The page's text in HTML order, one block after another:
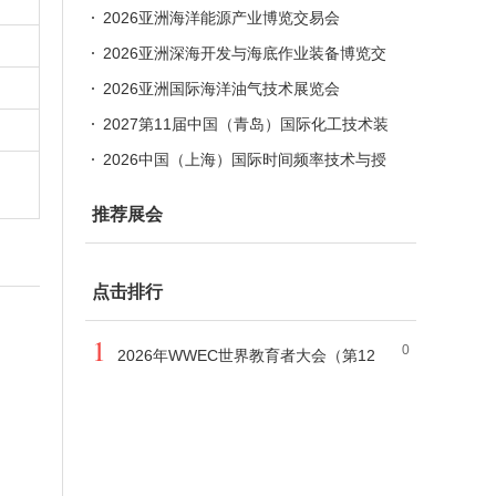
2026亚洲海洋能源产业博览交易会
2026亚洲深海开发与海底作业装备博览交
易会
2026亚洲国际海洋油气技术展览会
2027第11届中国（青岛）国际化工技术装
备展览会
2026中国（上海）国际时间频率技术与授
推荐展会
点击排行
0
1
2026年WWEC世界教育者大会（第12